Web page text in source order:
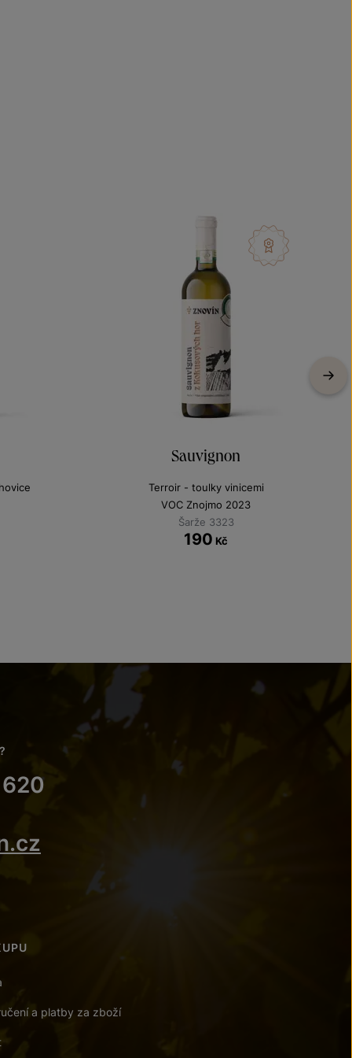
Sauvignon
Terroir - toulky vinicemi
VOC Znojmo 2023
Šarže 3323
190 Kč
a platby za zboží